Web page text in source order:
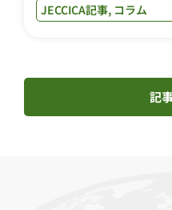
JECCICA記事, コラム
記